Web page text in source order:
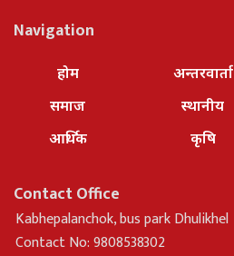
Navigation
होम
समाज
आर्थिक
अन्तरवार्ता
स्थानीय
कृषि
Contact Office
Kabhepalanchok, bus park Dhulikhel
Contact No: 9808538302